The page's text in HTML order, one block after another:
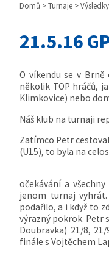
Domů >Turnaje > Výsledky
21.5.16
O víkendu se v
několik TOP hráčů,
Klimkovice) nebo
Náš klub na turnaji
Zatímco Petr
(U15), to byla na
očekávání a
jenom turnaj
podařilo, a i když to
výrazný pokrok. Petr
Doubravka) 21/8,
finále s Vojtěchem